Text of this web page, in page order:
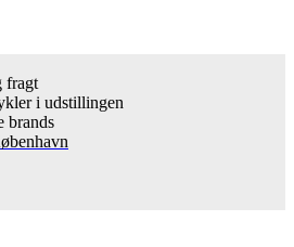
fragt
i udstillingen
brands